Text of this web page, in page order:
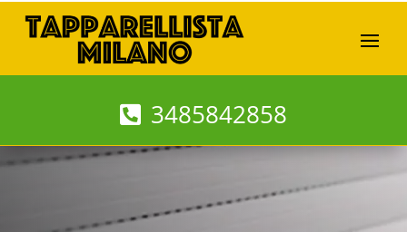
3485842858